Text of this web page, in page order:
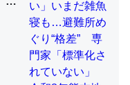
らんかった。調べたら
分の1程度。
「昆虫はなぜ海にいな